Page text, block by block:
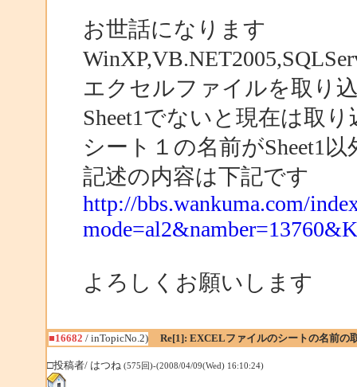
お世話になります
エクセルファイルを取り
Sheet1でないと現在は取
シート１の名前がSheet1
記述の内容は下記です
http://bbs.wankuma.com/
よろしくお願いします
■16682 / inTopicNo.2) Re[1]: EXCELファイルのシートの名前の
□投稿者/ はつね (575回)-(2008/04/09(Wed) 16:10:24)